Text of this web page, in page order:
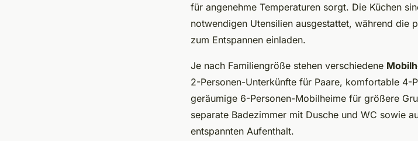
für angenehme Temperaturen sorgt. Die Küchen
notwendigen Utensilien ausgestattet, während die
zum Entspannen einladen.
Je nach Familiengröße stehen verschiedene
2-Personen-Unterkünfte für Paare, komfortable 4-
geräumige 6-Personen-Mobilheime für größere
separate Badezimmer mit Dusche und WC sowie
entspannten Aufenthalt.